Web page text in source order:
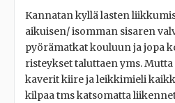
Kannatan kyllä lasten
aikuisen/ isomman sisaren
pyörämatkat kouluun ja jopa
risteykset taluttaen yms.
kaverit kiire ja leikkimieli
kilpaa tms katsomatta